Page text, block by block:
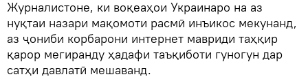
Журналистоне, ки воқеаҳои Украинаро на аз
нуқтаи назари мақомоти расмӣ инъикос мекунанд,
аз ҷониби корбарони интернет мавриди таҳқир
қарор мегиранду ҳадафи таъқиботи гуногун дар
сатҳи давлатӣ мешаванд.